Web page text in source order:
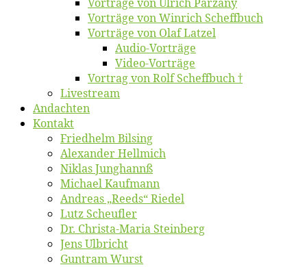
Vor­trä­ge von Win­rich Scheffbuch
Vor­trä­ge von Olaf Latzel
Au­dio-Vor­trä­ge
Vi­deo-Vor­trä­ge
Vor­trag von Rolf Scheffbuch †
Live­stream
An­dach­ten
Kon­takt
Fried­helm Bilsing
Alex­an­der Hellmich
Ni­klas Junghannß
Mi­cha­el Kaufmann
An­dre­as „Reeds“ Riedel
Lutz Scheuf­ler
Dr. Chris­­ta-Ma­ria Steinberg
Jens Ulb­richt
Gun­tram Wurst